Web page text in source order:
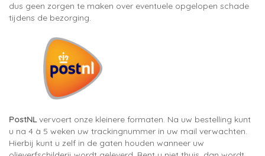
dus geen zorgen te maken over eventuele opgelopen schade
tijdens de bezorging.
PostNLvervoert onze kleinere formaten. Na uw bestelling kunt
u na 4 à 5 weken uw trackingnummer in uw mail verwachten.
Hierbij kunt u zelf in de gaten houden wanneer uw